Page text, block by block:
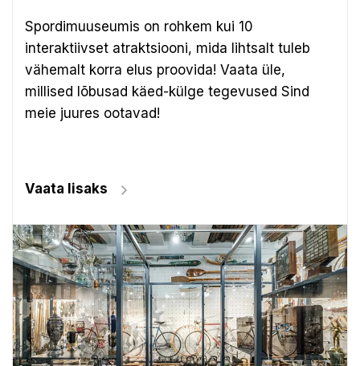
Spordimuuseumis on rohkem kui 10
interaktiivset atraktsiooni, mida lihtsalt tuleb
vähemalt korra elus proovida! Vaata üle,
millised lõbusad käed-külge tegevused Sind
meie juures ootavad!
Vaata lisaks